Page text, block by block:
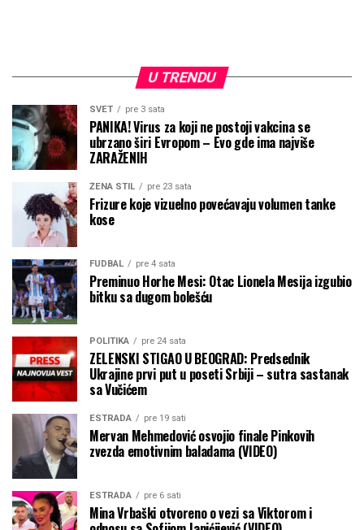
U TRENDU
SVET pre 3 sata
PANIKA! Virus za koji ne postoji vakcina se
ubrzano širi Evropom – Evo gde ima najviše
ZARAŽENIH
ŽENA STIL pre 23 sata
Frizure koje vizuelno povećavaju volumen tanke
kose
FUDBAL pre 4 sata
Preminuo Horhe Mesi: Otac Lionela Mesija izgubio
bitku sa dugom bolešću
POLITIKA pre 24 sata
ZELENSKI STIGAO U BEOGRAD: Predsednik
Ukrajine prvi put u poseti Srbiji – sutra sastanak
sa Vučićem
ESTRADA pre 19 sati
Mervan Mehmedović osvojio finale Pinkovih
zvezda emotivnim baladama (VIDEO)
ESTRADA pre 6 sati
Mina Vrbaški otvoreno o vezi sa Viktorom i